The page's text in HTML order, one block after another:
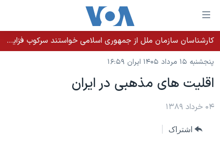
لینکهای
قابل
دسترسی
جهش
محتوای
جهش
خانه
نسخه سبک وب‌سایت
موضوع ها
ایران
برنامه های تلویزیونی
جدول برنامه ها
کارشناسان سازمان ملل از جمهوری اسلامی خواستند سرکوب فزاینده اقلیت‌های قومی را متوقف کند
پنجشنبه ۱۵ مرداد ۱۴۰۵ ایران ۱۶:۵۹
اقلیت های مذهبی در ایران
۰۴ خرداد ۱۳۸۹
اشتراک